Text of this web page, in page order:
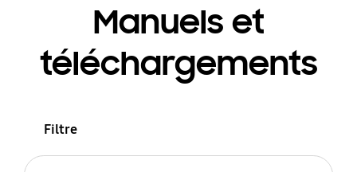
Manuels et
téléchargements
Filtre